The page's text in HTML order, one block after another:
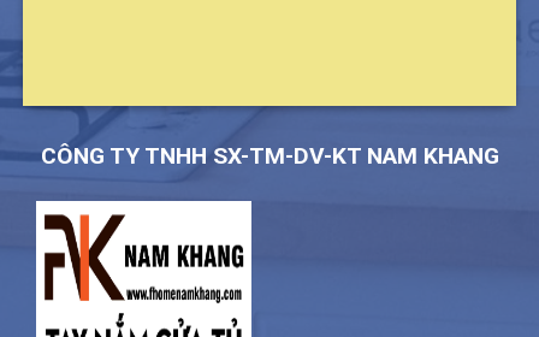
CÔNG TY TNHH SX-TM-DV-KT NAM KHANG